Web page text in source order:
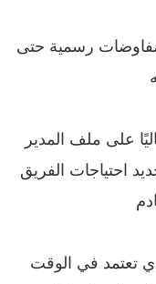
مفاوضات رسمية حتى
على ملف المدير
احتياجات الفريق
تعتمد في الوقت